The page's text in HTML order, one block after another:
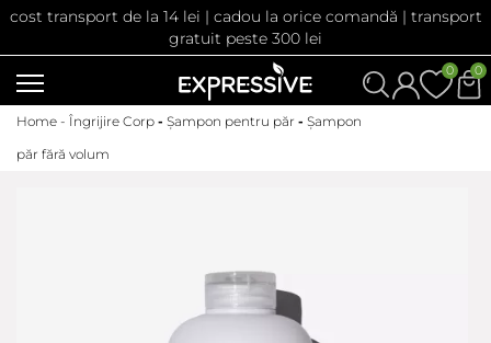
cost transport de la 14 lei | cadou la orice comandă | transport
gratuit peste 300 lei
0
0
Home - Îngrijire Corp - Șampon pentru păr - Șampon
păr fără volum